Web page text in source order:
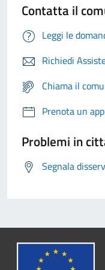
Contatta il
Leggi le
Richiedi
Chiama il
Prenota un
Problemi in
Segnala